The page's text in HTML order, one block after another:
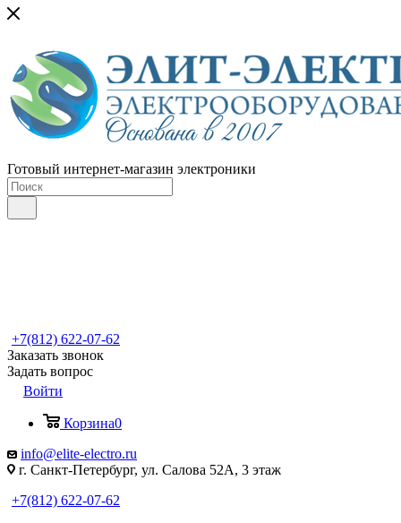
Готовый интернет-магазин электроники
+7(812) 622-07-62
Заказать звонок
Задать вопрос
Войти
Корзина0
info@elite-electro.ru
г. Санкт-Петербург, ул. Салова 52А, 3 этаж
+7(812) 622-07-62